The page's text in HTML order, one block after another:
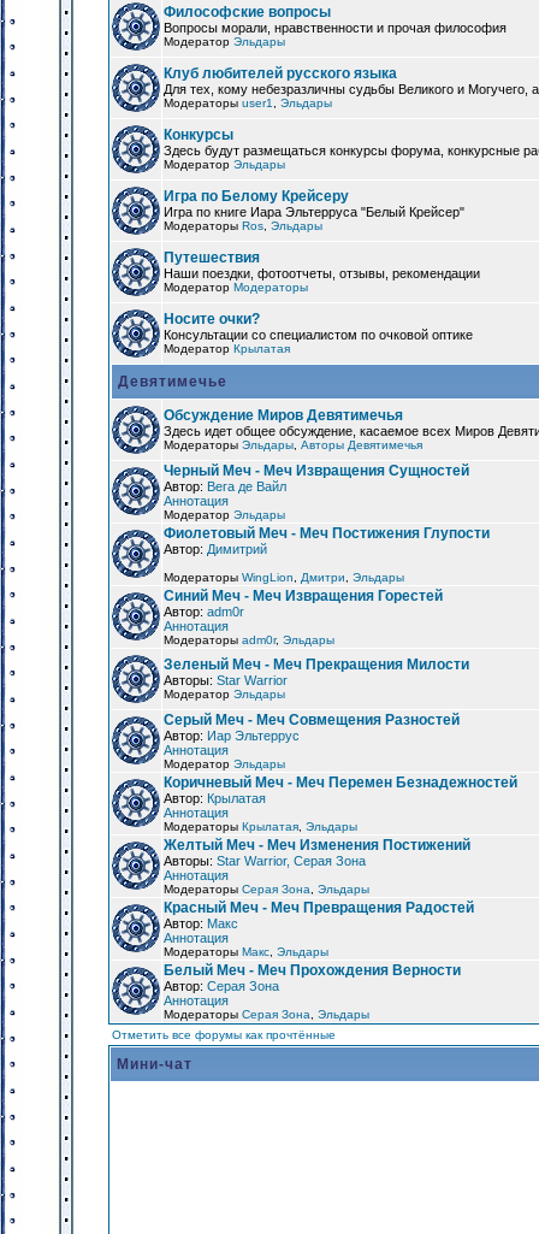
Философские вопросы
Вопросы морали, нравственности и прочая философия
Модератор Эльдары
Клуб любителей русского языка
Для тех, кому небезразличны судьбы Великого и Могучего,
Модераторы user1 Эльдары
Конкурсы
Здесь будут размещаться конкурсы форума, конкурсные
Модератор Эльдары
Игра по Белому Крейсеру
Игра по книге Иара Эльтерруса "Белый Крейсер"
Модераторы Ros Эльдары
Путешествия
Наши поездки, фотоотчеты, отзывы, рекомендации
Модератор Модераторы
Носите очки?
Консультации со специалистом по очковой оптике
Модератор Крылатая
Девятимечье
Обсуждение Миров Девятимечья
Здесь идет общее обсуждение, касаемое всех Миров
Модераторы Эльдары Авторы Девятимечья
Черный Меч - Меч Извращения Сущностей
Автор: Вега де Вайл
Аннотация
Модератор Эльдары
Фиолетовый Меч - Меч Постижения Глупости
Автор: Димитрий
Модераторы WingLion Дмитри Эльдары
Синий Меч - Меч Извращения Горестей
Автор: adm0r
Аннотация
Модераторы adm0r, Эльдары
Зеленый Меч - Меч Прекращения Милости
Авторы: Star Warrior
Модератор Эльдары
Серый Меч - Меч Совмещения Разностей
Автор: Иар Эльтеррус
Аннотация
Модератор Эльдары
Коричневый Меч - Меч Перемен Безнадежностей
Автор: Крылатая
Аннотация
Модераторы Крылатая Эльдары
Желтый Меч - Меч Изменения Постижений
Авторы: Star Warrior, Серая Зона
Аннотация
Модераторы Серая Зона Эльдары
Красный Меч - Меч Превращения Радостей
Автор: Макс
Аннотация
Модераторы Макс Эльдары
Белый Меч - Меч Прохождения Верности
Автор: Серая Зона
Аннотация
Модераторы Серая Зона
Эльдары
Отметить все форумы как прочтённые
Мини-чат